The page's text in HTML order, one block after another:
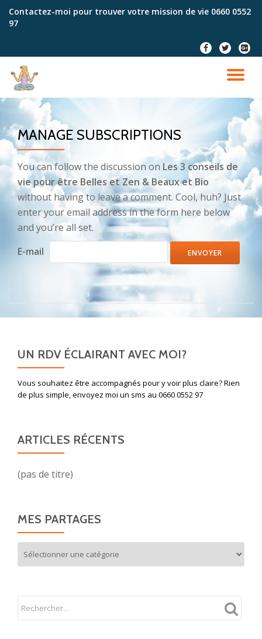
Aller
Contactez-moi pour trouver votre mission de vie 0660 0552
97
fa-
facebook
fa-
twitter
fa-
plus-
LA
MANAGE SUBSCRIPTIONS
You can follow the discussion on Les 3 conseils de
vie pour être Belles et Zen & Beaux et Bio
without having to leave a comment. Cool, huh? Just
enter your email address in the form here below
and you’re all set.
E-mail
UN RDV ÉCLAIRANT AVEC MOI?
Vous souhaitez être accompagnés pour y voir plus claire? Rien
de plus simple, envoyez moi un sms au 0660 0552 97
ARTICLES RÉCENTS
(pas de titre)
MES PARTAGES
partages